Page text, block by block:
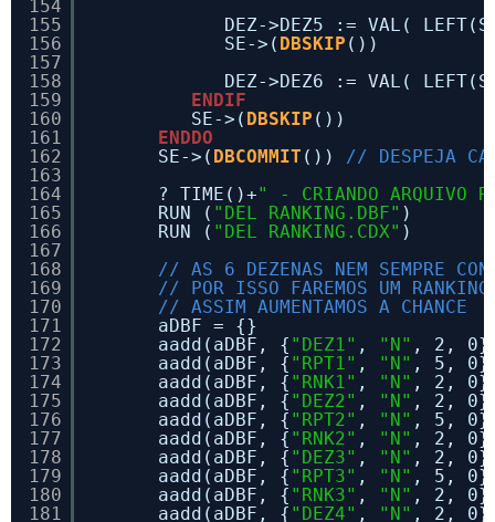
154
155
156
157
158
159
160
161
162
163
164
165
166
167
168
169
170
171
172
173
174
175
176
177
178
179
180
181
DEZ->DEZ5 := VAL(
SE->( DBSKIP ())
DEZ->DEZ6 := VAL(
ENDIF
SE->( DBSKIP ())
ENDDO
SE->( DBCOMMIT ()) // DESPEJA
? TIME()+" - CRIANDO ARQUIVO
RUN ( "DEL RANKING.DBF" )
RUN ( "DEL RANKING.CDX" )
// AS 6 DEZENAS NEM SEMPRE
// POR ISSO FAREMOS UM
// ASSIM AUMENTAMOS A CHANCE
aDBF = {}
aadd(aDBF, { "DEZ1" , "N" , 2,
aadd(aDBF, { "RPT1" , "N" , 5,
aadd(aDBF, { "RNK1" , "N" , 2,
aadd(aDBF, { "DEZ2" , "N" , 2,
aadd(aDBF, { "RPT2" , "N" , 5,
aadd(aDBF, { "RNK2" , "N" , 2,
aadd(aDBF, { "DEZ3" , "N" , 2,
aadd(aDBF, { "RPT3" , "N" , 5,
aadd(aDBF, { "RNK3" , "N" , 2,
aadd(aDBF, { "DEZ4" , "N" , 2,